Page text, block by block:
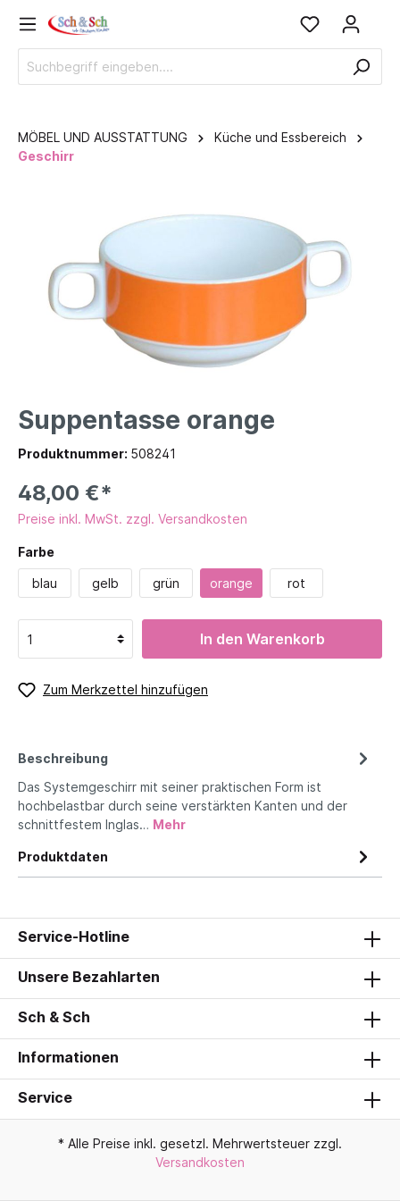
MÖBEL UND AUSSTATTUNG
Küche und Essbereich
Geschirr
Suppentasse orange
Produktnummer: 508241
48,00 €*
Preise inkl. MwSt. zzgl. Versandkosten
Farbe
blau gelb grün orange rot
In den Warenkorb
Zum Merkzettel hinzufügen
Beschreibung
Das Systemgeschirr mit seiner praktischen Form ist
hochbelastbar durch seine verstärkten Kanten und der
schnittfestem Inglas… Mehr
Produktdaten
Service-Hotline
Unsere Bezahlarten
Sch & Sch
Informationen
Service
* Alle Preise inkl. gesetzl. Mehrwertsteuer zzgl.
Versandkosten